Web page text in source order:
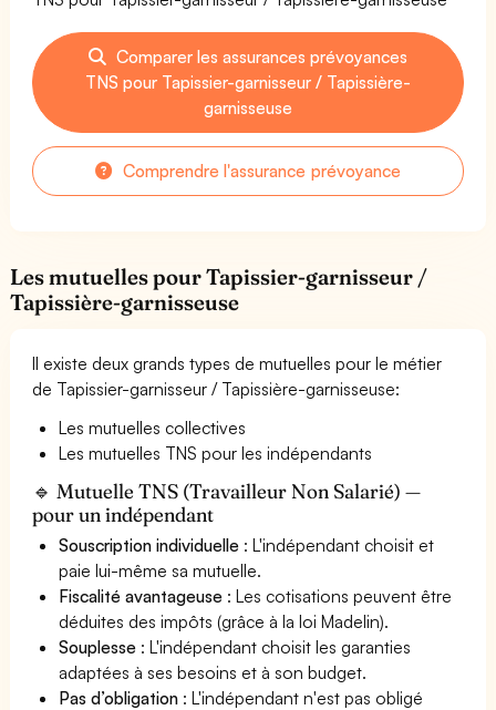
Comparer les assurances prévoyances
TNS pour Tapissier-garnisseur / Tapissière-
garnisseuse
Comprendre l'assurance prévoyance
Les mutuelles pour Tapissier-garnisseur /
Tapissière-garnisseuse
Il existe deux grands types de mutuelles pour le métier
de Tapissier-garnisseur / Tapissière-garnisseuse:
Les mutuelles collectives
Les mutuelles TNS pour les indépendants
🔹 Mutuelle TNS (Travailleur Non Salarié) —
pour un indépendant
Souscription individuelle : L'indépendant choisit et
paie lui-même sa mutuelle.
Fiscalité avantageuse : Les cotisations peuvent être
déduites des impôts (grâce à la loi Madelin).
Souplesse : L'indépendant choisit les garanties
adaptées à ses besoins et à son budget.
Pas d’obligation : L'indépendant n'est pas obligé